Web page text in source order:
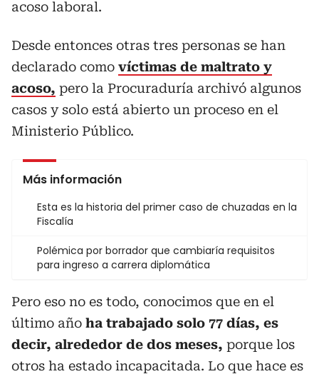
acoso laboral.
Desde entonces otras tres personas se han
declarado como víctimas de maltrato y
acoso, pero la Procuraduría archivó algunos
casos y solo está abierto un proceso en el
Ministerio Público.
Más información
Esta es la historia del primer caso de chuzadas en la
Fiscalía
Polémica por borrador que cambiaría requisitos
para ingreso a carrera diplomática
Pero eso no es todo, conocimos que en el
último año ha trabajado solo 77 días, es
decir, alrededor de dos meses, porque los
otros ha estado incapacitada. Lo que hace es